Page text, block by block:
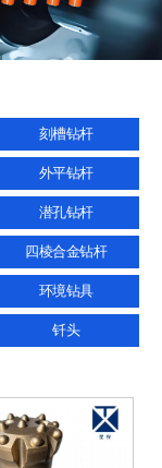
刻槽钻杆
外平钻杆
潜孔钻杆
四棱合金钻杆
环境钻具
钎头